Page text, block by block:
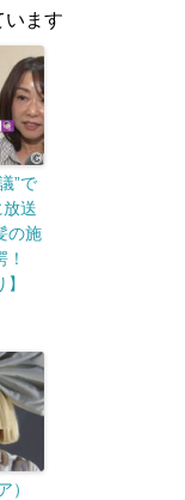
います
”で
送
の施
）